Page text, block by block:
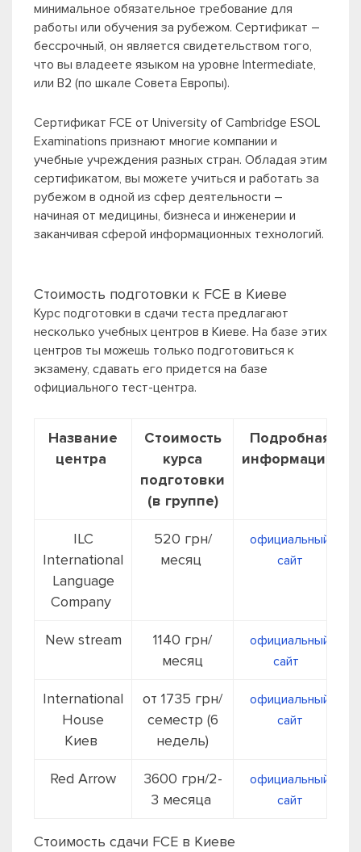
минимальное обязательное требование для
работы или обучения за рубежом. Сертификат –
бессрочный, он является свидетельством того,
что вы владеете языком на уровне Intermediate,
или B2 (по шкале Совета Европы).
Сертификат FCE от University of Cambridge ESOL
Examinations признают многие компании и
учебные учреждения разных стран. Обладая этим
сертификатом, вы можете учиться и работать за
рубежом в одной из сфер деятельности –
начиная от медицины, бизнеса и инженерии и
заканчивая сферой информационных технологий.
Стоимость подготовки к FCE в Киеве
Курс подготовки в сдачи теста предлагают
несколько учебных центров в Киеве. На базе этих
центров ты можешь только подготовиться к
экзамену, сдавать его придется на базе
официального тест-центра.
Название
центра
Стоимость
курса
подготовки
(в группе)
Подробная
информация
ILC
International
Language
Company
520 грн/
месяц
официальный
сайт
New stream
1140 грн/
месяц
официальный
сайт
International
House
Киев
от 1735 грн/
семестр (6
недель)
официальный
сайт
Red Arrow
3600 грн/2-
3 месяца
официальный
сайт
Стоимость сдачи FCE в Киеве